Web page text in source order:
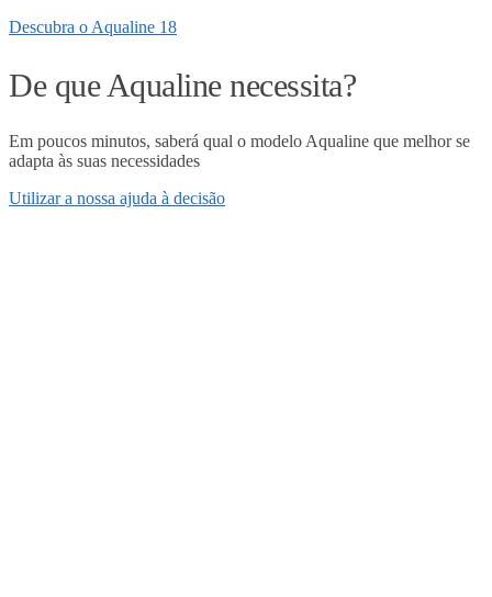
Descubra o Aqualine 18
De que Aqualine necessita?
Em poucos minutos, saberá qual o modelo Aqualine que melhor se
adapta às suas necessidades
Utilizar a nossa ajuda à decisão